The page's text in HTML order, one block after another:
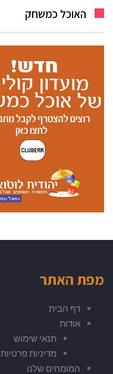
האוכל כמשחק
מפת האתר
דף הבית
אודות
תנאי שימוש
מדיניות פרטיות
המומחים שלנו